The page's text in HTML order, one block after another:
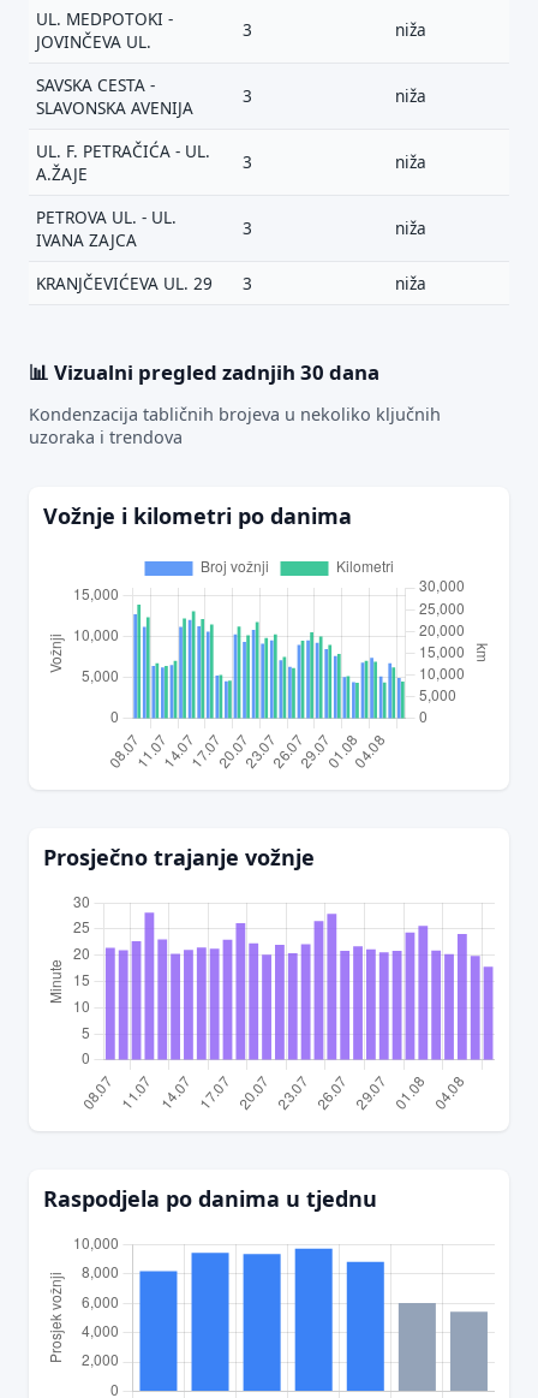
UL. MEDPOTOKI -
JOVINČEVA UL.
3 niža
SAVSKA CESTA -
SLAVONSKA AVENIJA
3 niža
UL. F. PETRAČIĆA - UL.
A.ŽAJE
3 niža
PETROVA UL. - UL.
IVANA ZAJCA
3 niža
KRANJČEVIĆEVA UL. 29 3 niža
📊 Vizualni pregled zadnjih 30 dana
Kondenzacija tabličnih brojeva u nekoliko ključnih
uzoraka i trendova
Vožnje i kilometri po danima
Prosječno trajanje vožnje
Raspodjela po danima u tjednu